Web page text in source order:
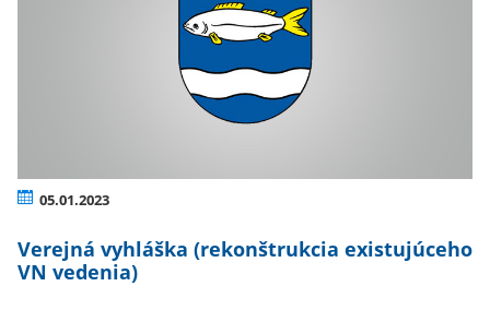
05.01.2023
Verejná vyhláška (rekonštrukcia existujúceho
VN vedenia)